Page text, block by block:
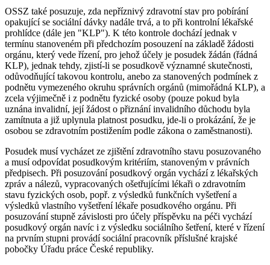
OSSZ také posuzuje, zda nepříznivý zdravotní stav pro pobírání
opakující se sociální dávky nadále trvá, a to při kontrolní lékařské
prohlídce (dále jen "KLP"). K této kontrole dochází jednak v
termínu stanoveném při předchozím posouzení na základě žádosti
orgánu, který vede řízení, pro jehož účely je posudek žádán (řádná
KLP), jednak tehdy, zjistí-li se posudkově významné skutečnosti,
odůvodňující takovou kontrolu, anebo za stanovených podmínek z
podnětu vymezeného okruhu správních orgánů (mimořádná KLP), a
zcela výjimečně i z podnětu fyzické osoby (pouze pokud byla
uznána invalidní, její žádost o přiznání invalidního důchodu byla
zamítnuta a již uplynula platnost posudku, jde-li o prokázání, že je
osobou se zdravotním postižením podle zákona o zaměstnanosti).
Posudek musí vycházet ze zjištění zdravotního stavu posuzovaného
a musí odpovídat posudkovým kritériím, stanoveným v právních
předpisech. Při posuzování posudkový orgán vychází z lékařských
zpráv a nálezů, vypracovaných ošetřujícími lékaři o zdravotním
stavu fyzických osob, popř. z výsledků funkčních vyšetření a
výsledků vlastního vyšetření lékaře posudkového orgánu. Při
posuzování stupně závislosti pro účely příspěvku na péči vychází
posudkový orgán navíc i z výsledku sociálního šetření, které v řízení
na prvním stupni provádí sociální pracovník příslušné krajské
pobočky Úřadu práce České republiky.